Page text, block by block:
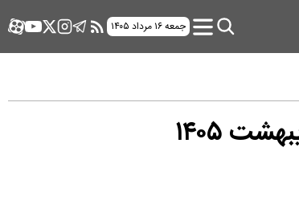
جمعه ۱۶ مرداد ۱۴۰۵